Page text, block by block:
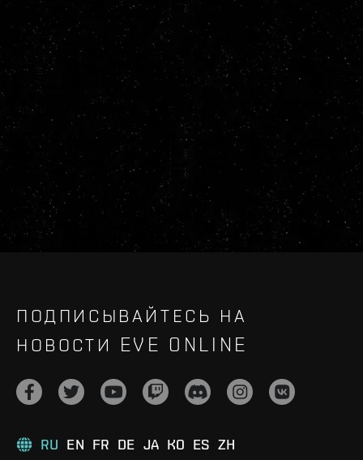
ПОДПИСЫВАЙТЕСЬ НА
НОВОСТИ EVE ONLINE
RU EN FR DE JA KO ES ZH